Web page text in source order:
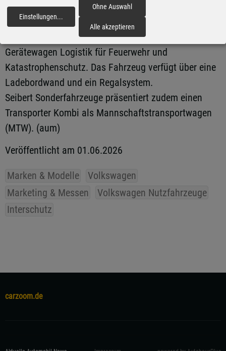
mit Allradantrieb. Umbaupartner ist Ambulanzmobile.
Auf dem Fahrgestell eines Crafter 55 basiert ein von
Kunath und Feuerwehrschmiede aufgebauter
Gerätewagen Logistik für Feuerwehr und
Katastrophenschutz. Das Fahrzeug verfügt über eine
Ladebordwand und ein Regalsystem.
Seibert Sonderfahrzeuge präsentiert zudem einen
Transporter Kombi als Mannschaftstransportwagen
(MTW). (aum)
Veröffentlicht am 01.06.2026
Marken & Modelle
Volkswagen
Marketing & Messen
Volkswagen Nutzfahrzeuge
Interschutz
carzoom.de
Einstellungen...
Ohne Auswahl
Alle akzeptieren